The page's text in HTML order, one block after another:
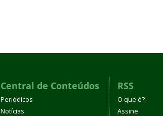
Central de Conteúdos
Periódicos
Notícias
RSS
O que é?
Assine